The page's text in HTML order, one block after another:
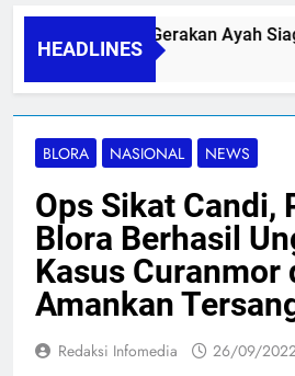
HEADLINES
PAPA SIDINI, Gerakan Ayah
06/08/2026
BLORA NASIONAL NEWS
Ops Sikat Candi,
Blora Berhasil
Kasus Curanmor
Amankan
Redaksi Infomedia 26/09/2022